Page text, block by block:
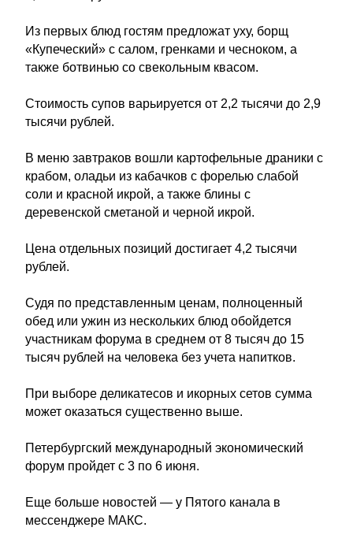
Из первых блюд гостям предложат уху, борщ
«Купеческий» с салом, гренками и чесноком, а
также ботвинью со свекольным квасом.
Стоимость супов варьируется от 2,2 тысячи до 2,9
тысячи рублей.
В меню завтраков вошли картофельные драники с
крабом, оладьи из кабачков с форелью слабой
соли и красной икрой, а также блины с
деревенской сметаной и черной икрой.
Цена отдельных позиций достигает 4,2 тысячи
рублей.
Судя по представленным ценам, полноценный
обед или ужин из нескольких блюд обойдется
участникам форума в среднем от 8 тысяч до 15
тысяч рублей на человека без учета напитков.
При выборе деликатесов и икорных сетов сумма
может оказаться существенно выше.
Петербургский международный экономический
форум пройдет с 3 по 6 июня.
Еще больше новостей — у Пятого канала в
мессенджере МАКС.